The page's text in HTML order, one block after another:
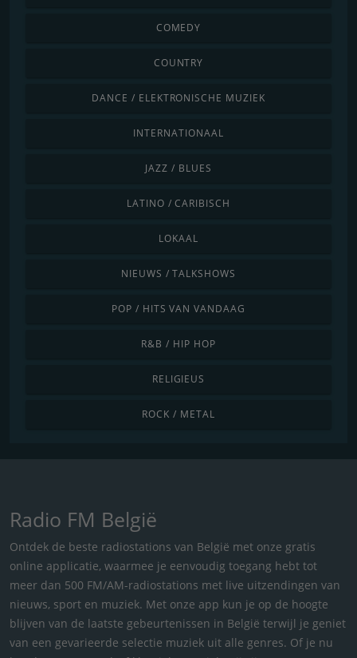
COMEDY
COUNTRY
DANCE / ELEKTRONISCHE MUZIEK
INTERNATIONAAL
JAZZ / BLUES
LATINO / CARIBISCH
LOKAAL
NIEUWS / TALKSHOWS
POP / HITS VAN VANDAAG
R&B / HIP HOP
RELIGIEUS
ROCK / METAL
Radio FM België
Ontdek de beste radiostations van België met onze gratis
online applicatie, waarmee je eenvoudig toegang hebt tot
meer dan 500 FM/AM-radiostations met live uitzendingen van
nieuws, sport en muziek. Met onze app kun je op de hoogte
blijven van de laatste gebeurtenissen in België terwijl je geniet
van een gevarieerde selectie muziek uit alle genres. Of je nu